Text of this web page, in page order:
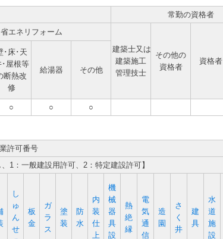
常勤の資格者
省エネリフォーム
建築士又は
建築施工
管理技士
その他の
資格者
資格者
･床･天
･屋根等
断熱改
修
給湯器 その他
○ ○ ○
許可番号
1：一般建設用許可、2：特定建設許可】
し
ゅ
ん
せ
板
金
ガ
ラ
ス
塗
装
防
水
内
装
仕
上
機
械
器
具
設
熱
絶
縁
電
気
通
信
造
園
さ
く
井
建
具
水
道
施
設